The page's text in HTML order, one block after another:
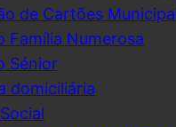
de Cartões
Família Numerosa
Sénior
domiciliária